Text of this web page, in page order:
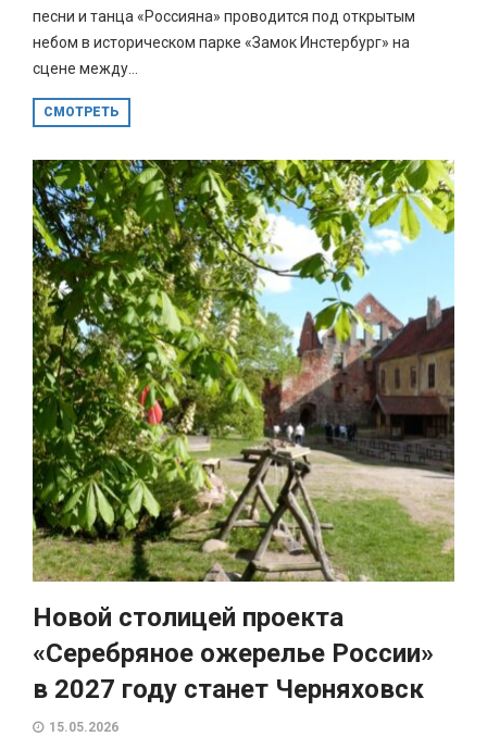
песни и танца «Россияна» проводится под открытым
небом в историческом парке «Замок Инстербург» на
сцене между...
СМОТРЕТЬ
Новой столицей проекта
«Серебряное ожерелье России»
в 2027 году станет Черняховск
15.05.2026